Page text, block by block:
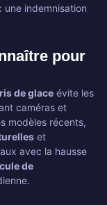
une indemnisation
pour
de glace évite les
caméras et
modèles récents,
et
avec la hausse
de